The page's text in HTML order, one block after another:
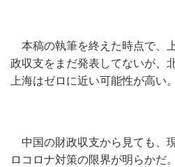
本稿の執筆を終えた時点で、
政収支をまだ発表してないが、
上海はゼロに近い可能性が高い。
中国の財政収支から見ても、
ロコロナ対策の限界が明らかだ